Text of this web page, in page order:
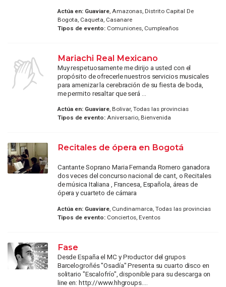
Actúa en: Guaviare, Amazonas, Distrito Capital De
Bogota, Caqueta, Casanare
Tipos de evento:Comuniones, Cumpleaños
Mariachi Real Mexicano
Muy respetuosamente me dirijo a usted con el
propósito de ofrecerle nuestros servicios musicales
para amenizar la cerebración de su fiesta de boda,
me permito resaltar que será ...
Actúa en: Guaviare, Bolivar, Todas las provincias
Tipos de evento:Aniversario, Bienvenida
Recitales de ópera en Bogotá
Cantante Soprano Maria Fernanda Romero ganadora
dos veces del concurso nacional de cant, o Recitales
de música Italiana , Francesa, Española, áreas de
ópera y cuarteto de cámara
Actúa en: Guaviare, Cundinamarca, Todas las provincias
Tipos de evento:Conciertos, Eventos
Fase
Desde España el MC y Productor del grupos
Barcelogroñés "Osadía" Presenta su cuarto disco en
solitario "Escalofrío", disponible para su descarga on
line en: http://www.hhgroups....